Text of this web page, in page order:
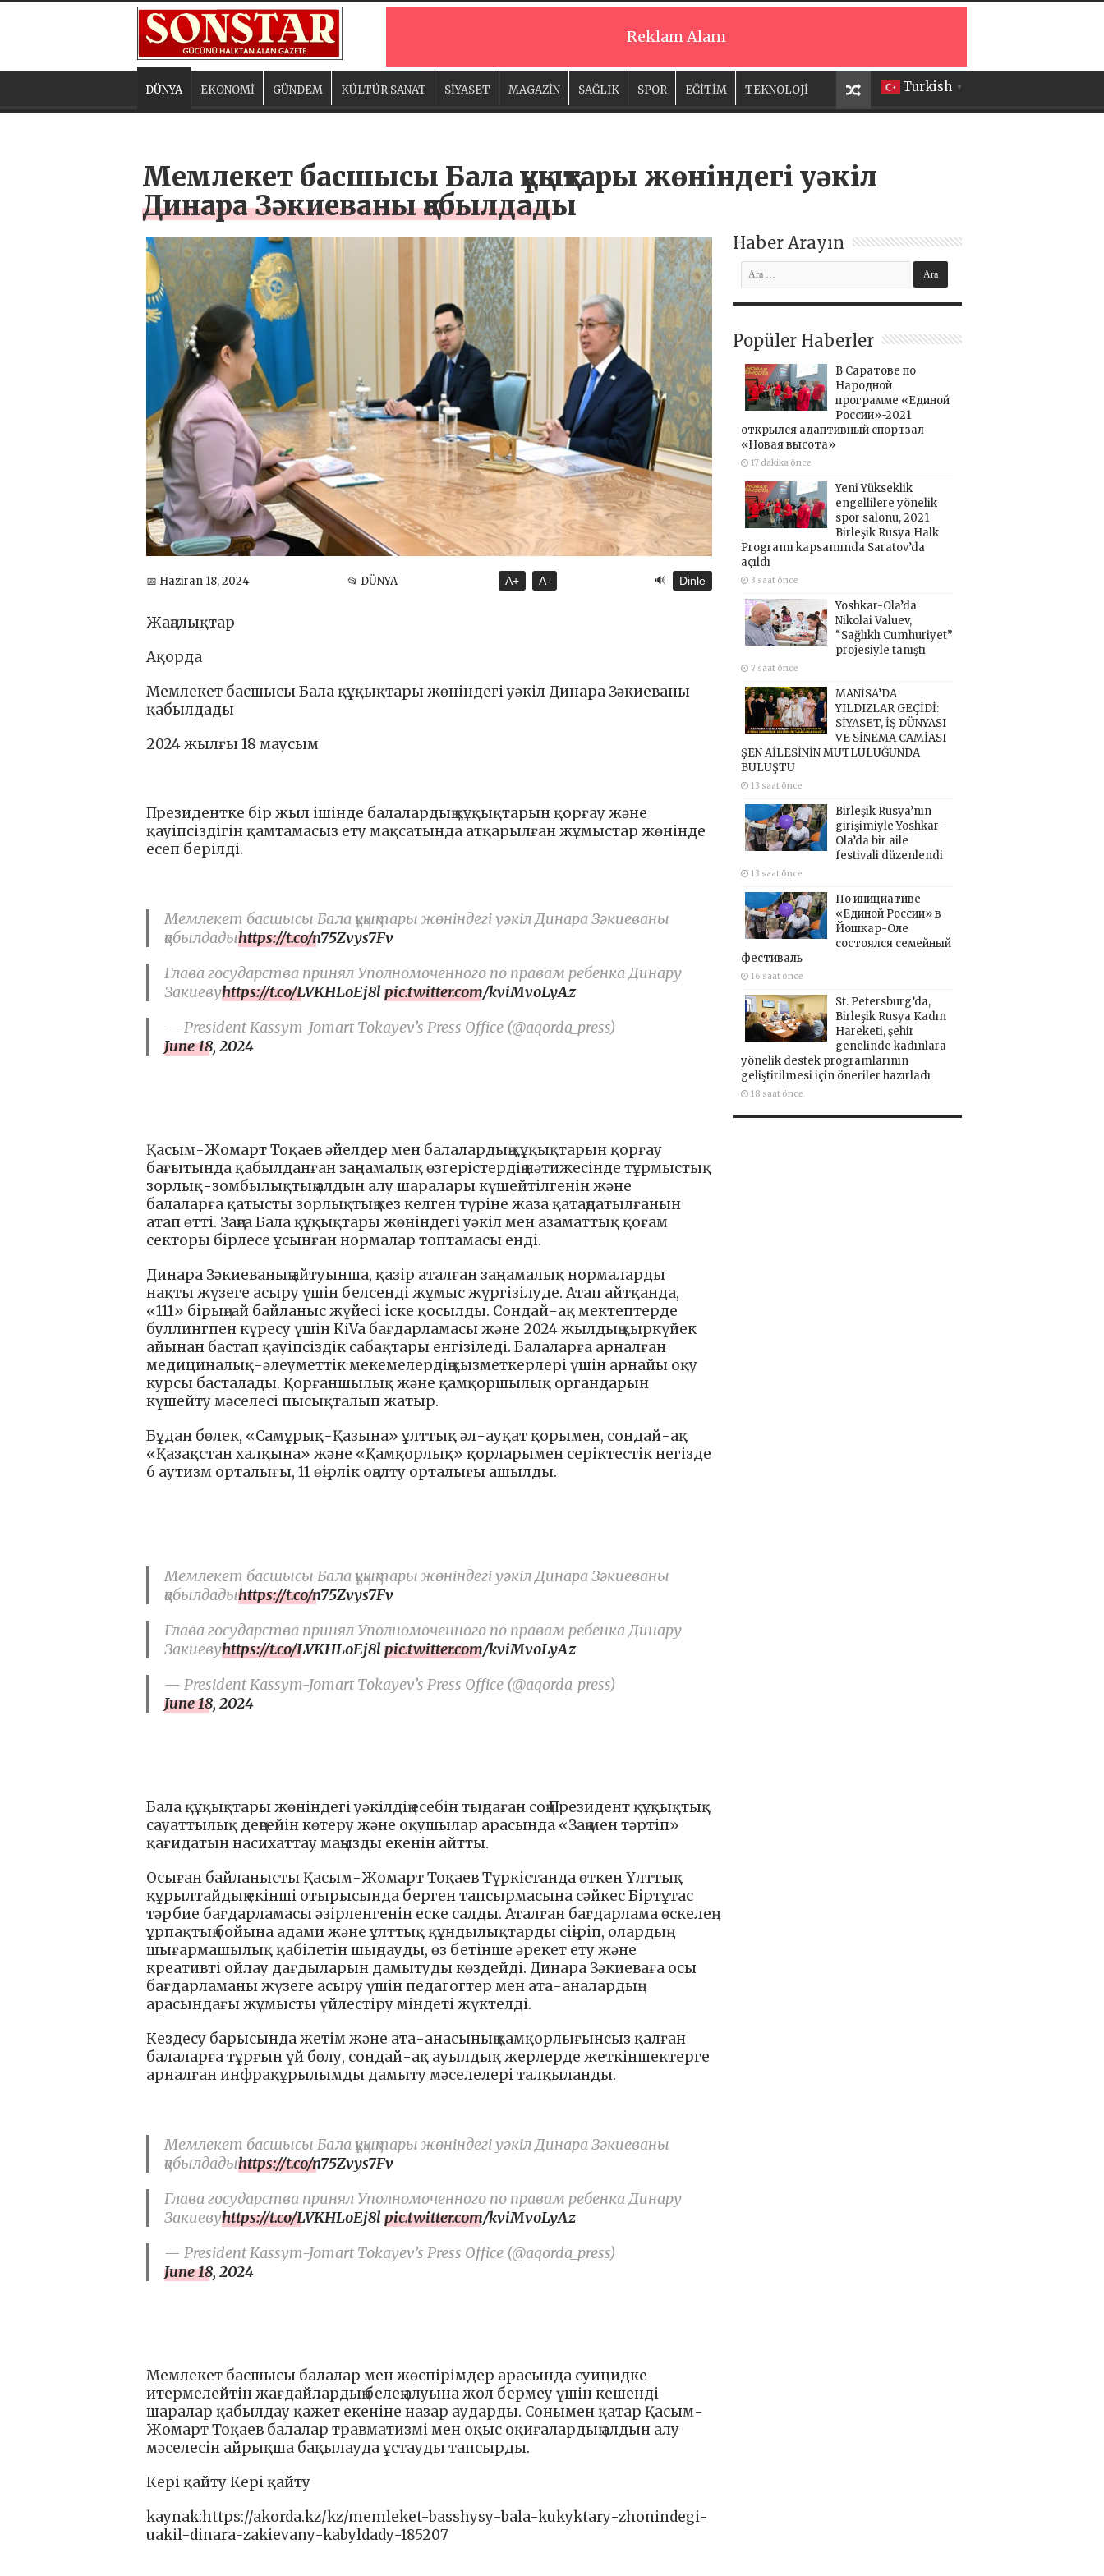
Reklam Alanı
Turkish ▼
DÜNYA EKONOMİ GÜNDEM KÜLTÜR SANAT SİYASET MAGAZİN SAĞLIK SPOR EĞİTİM TEKNOLOJİ
Мемлекет басшысы Бала құқықтары жөніндегі уәкіл
Динара Зәкиеваны қабылдады
📅 Haziran 18, 2024 📂 DÜNYA A+ A- 🔊 Dinle
Жаңалықтар
Ақорда
Мемлекет басшысы Бала құқықтары жөніндегі уәкіл Динара Зәкиеваны
қабылдады
2024 жылғы 18 маусым
Президентке бір жыл ішінде балалардың құқықтарын қорғау және
қауіпсіздігін қамтамасыз ету мақсатында атқарылған жұмыстар жөнінде
есеп берілді.
Мемлекет басшысы Бала құқықтары жөніндегі уәкіл Динара Зәкиеваны
қабылдадыhttps://t.co/n75Zvys7Fv
Глава государства принял Уполномоченного по правам ребенка Динару
Закиевуhttps://t.co/LVKHLoEj8l pic.twitter.com/kviMvoLyAz
— President Kassym-Jomart Tokayev’s Press Office (@aqorda_press)
June 18, 2024
Қасым-Жомарт Тоқаев әйелдер мен балалардың құқықтарын қорғау
бағытында қабылданған заңнамалық өзгерістердің нәтижесінде тұрмыстық
зорлық-зомбылықтың алдын алу шаралары күшейтілгенін және
балаларға қатысты зорлықтың кез келген түріне жаза қатаңдатылғанын
атап өтті. Заңға Бала құқықтары жөніндегі уәкіл мен азаматтық қоғам
секторы бірлесе ұсынған нормалар топтамасы енді.
Динара Зәкиеваның айтуынша, қазір аталған заңнамалық нормаларды
нақты жүзеге асыру үшін белсенді жұмыс жүргізілуде. Атап айтқанда,
«111» бірыңғай байланыс жүйесі іске қосылды. Сондай-ақ мектептерде
буллингпен күресу үшін КiVa бағдарламасы және 2024 жылдың қыркүйек
айынан бастап қауіпсіздік сабақтары енгізіледі. Балаларға арналған
медициналық-әлеуметтік мекемелердің қызметкерлері үшін арнайы оқу
курсы басталады. Қорғаншылық және қамқоршылық органдарын
күшейту мәселесі пысықталып жатыр.
Бұдан бөлек, «Самұрық-Қазына» ұлттық әл-ауқат қорымен, сондай-ақ
«Қазақстан халқына» және «Қамқорлық» қорларымен серіктестік негізде
6 аутизм орталығы, 11 өңірлік оңалту орталығы ашылды.
Мемлекет басшысы Бала құқықтары жөніндегі уәкіл Динара Зәкиеваны
қабылдадыhttps://t.co/n75Zvys7Fv
Глава государства принял Уполномоченного по правам ребенка Динару
Закиевуhttps://t.co/LVKHLoEj8l pic.twitter.com/kviMvoLyAz
— President Kassym-Jomart Tokayev’s Press Office (@aqorda_press)
June 18, 2024
Бала құқықтары жөніндегі уәкілдің есебін тыңдаған соң Президент құқықтық
сауаттылық деңгейін көтеру және оқушылар арасында «Заң мен тәртіп»
қағидатын насихаттау маңызды екенін айтты.
Осыған байланысты Қасым-Жомарт Тоқаев Түркістанда өткен Ұлттық
құрылтайдың екінші отырысында берген тапсырмасына сәйкес Біртұтас
тәрбие бағдарламасы әзірленгенін еске салды. Аталған бағдарлама өскелең
ұрпақтың бойына адами және ұлттық құндылықтарды сіңіріп, олардың
шығармашылық қабілетін шыңдауды, өз бетінше әрекет ету және
креативті ойлау дағдыларын дамытуды көздейді. Динара Зәкиеваға осы
бағдарламаны жүзеге асыру үшін педагогтер мен ата-аналардың
арасындағы жұмысты үйлестіру міндеті жүктелді.
Кездесу барысында жетім және ата-анасының қамқорлығынсыз қалған
балаларға тұрғын үй бөлу, сондай-ақ ауылдық жерлерде жеткіншектерге
арналған инфрақұрылымды дамыту мәселелері талқыланды.
Мемлекет басшысы Бала құқықтары жөніндегі уәкіл Динара Зәкиеваны
қабылдадыhttps://t.co/n75Zvys7Fv
Глава государства принял Уполномоченного по правам ребенка Динару
Закиевуhttps://t.co/LVKHLoEj8l pic.twitter.com/kviMvoLyAz
— President Kassym-Jomart Tokayev’s Press Office (@aqorda_press)
June 18, 2024
Мемлекет басшысы балалар мен жөспірімдер арасында суицидке
итермелейтін жағдайлардың белең алуына жол бермеу үшін кешенді
шаралар қабылдау қажет екеніне назар аударды. Сонымен қатар Қасым-
Жомарт Тоқаев балалар травматизмі мен оқыс оқиғалардың алдын алу
мәселесін айрықша бақылауда ұстауды тапсырды.
Кері қайту Кері қайту
kaynak:https://akorda.kz/kz/memleket-basshysy-bala-kukyktary-zhonindegi-
uakil-dinara-zakievany-kabyldady-185207
Haber Arayın
Popüler Haberler
В Саратове по
Народной
программе «Единой
России»-2021
открылся адаптивный спортзал
«Новая высота»
17 dakika önce
Yeni Yükseklik
engellilere yönelik
spor salonu, 2021
Birleşik Rusya Halk
Programı kapsamında Saratov’da
açıldı
3 saat önce
Yoshkar-Ola’da
Nikolai Valuev,
“Sağlıklı Cumhuriyet”
projesiyle tanıştı
7 saat önce
MANİSA’DA
YILDIZLAR GEÇİDİ:
SİYASET, İŞ DÜNYASI
VE SİNEMA CAMİASI
ŞEN AİLESİNİN MUTLULUĞUNDA
BULUŞTU
13 saat önce
Birleşik Rusya’nın
girişimiyle Yoshkar-
Ola’da bir aile
festivali düzenlendi
13 saat önce
По инициативе
«Единой России» в
Йошкар-Оле
состоялся семейный
фестиваль
16 saat önce
St. Petersburg’da,
Birleşik Rusya Kadın
Hareketi, şehir
genelinde kadınlara
yönelik destek programlarının
geliştirilmesi için öneriler hazırladı
18 saat önce